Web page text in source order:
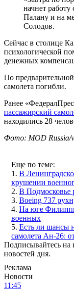
начнет
Палану и на
Солодов.
Сейчас в столице
психологической
денежных
По
самолета погибли.
Ранее
пассажирский
находились 28
Фото: MOD Russia/
Еще по теме:
1. В
крушении
2. В Подмосковье
3. Boeing 737
4. На юге
военных
5. Есть ли шансы
самолета Ан-26:
Подписывайтесь на
новостей дня.
Реклама
Новости
11:45